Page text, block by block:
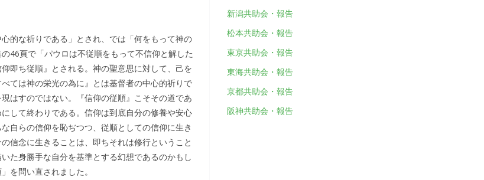
的な祈りである」とされ、では「何をもって神の
46頁で「パウロは不従順をもって不信仰と解した
即ち従順』とされる。神の聖意思に対して、己を
ては神の栄光の為に』とは基督者の中心的祈りで
はすのではない。『信仰の従順』こそその道であ
して終わりである。信仰は到底自分の修養や安心
自らの信仰を恥ぢつつ、従順としての信仰に生き
信念に生きることは、即ちそれは修行ということ
た身勝手な自分を基準とする幻想であるのかもし
を問い直されました。
新潟共助会・報告
松本共助会・報告
東京共助会・報告
東海共助会・報告
京都共助会・報告
阪神共助会・報告